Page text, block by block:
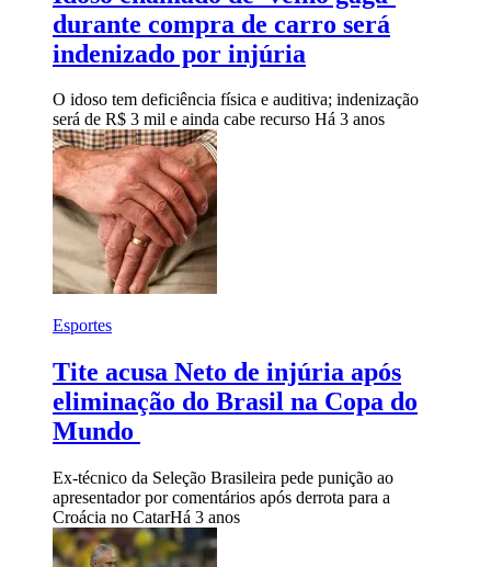
durante compra de carro será
indenizado por injúria
O idoso tem deficiência física e auditiva; indenização
será de R$ 3 mil e ainda cabe recurso Há 3 anos
Esportes
Tite acusa Neto de injúria após
eliminação do Brasil na Copa do
Mundo
Ex-técnico da Seleção Brasileira pede punição ao
apresentador por comentários após derrota para a
Croácia no CatarHá 3 anos